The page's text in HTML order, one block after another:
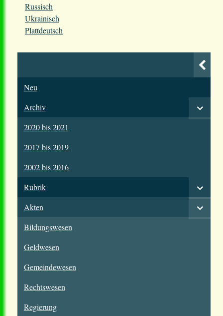
Russisch
Ukrainisch
Plattdeutsch
Neu
Archiv
2020 bis 2021
2017 bis 2019
2002 bis 2016
Rubrik
Akten
Bildungswesen
Geldwesen
Gemeindewesen
Rechtswesen
Regierung